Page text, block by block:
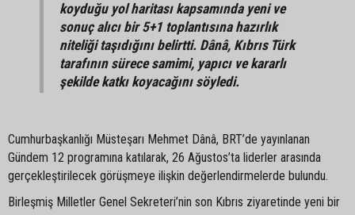
koyduğu yol haritası kapsamında yeni ve
sonuç alıcı bir 5+1 toplantısına hazırlık
niteliği taşıdığını belirtti. Dânâ, Kıbrıs Türk
tarafının sürece samimi, yapıcı ve kararlı
şekilde katkı koyacağını söyledi.
Cumhurbaşkanlığı Müsteşarı Mehmet Dânâ, BRT’de yayınlanan
Gündem 12 programına katılarak, 26 Ağustos’ta liderler arasında
gerçekleştirilecek görüşmeye ilişkin değerlendirmelerde bulundu.
Birleşmiş Milletler Genel Sekreteri’nin son Kıbrıs ziyaretinde yeni bir